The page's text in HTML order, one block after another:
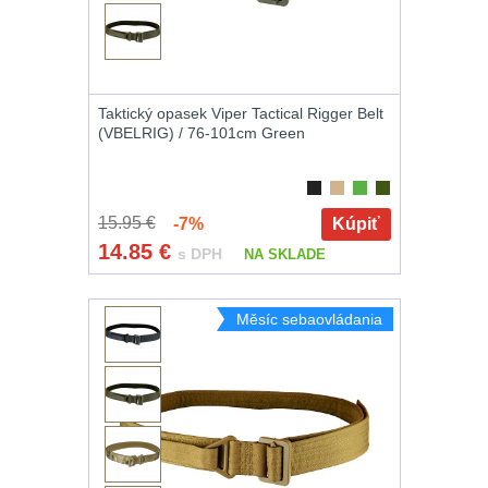
Na suchý zip
Na svítilny2
Cestovné púzdra
Na zbraň
33
Na granáty12
Peněženky14
Doplňky k
batohům533
Ramenní popruhy
Taktický opasek Viper Tactical Rigger Belt
(VBELRIG) / 76-101cm Green
15.95 €-7% Kúpiť
14.85 € s DPH NA SKLADE
Měsíc sebaovládania